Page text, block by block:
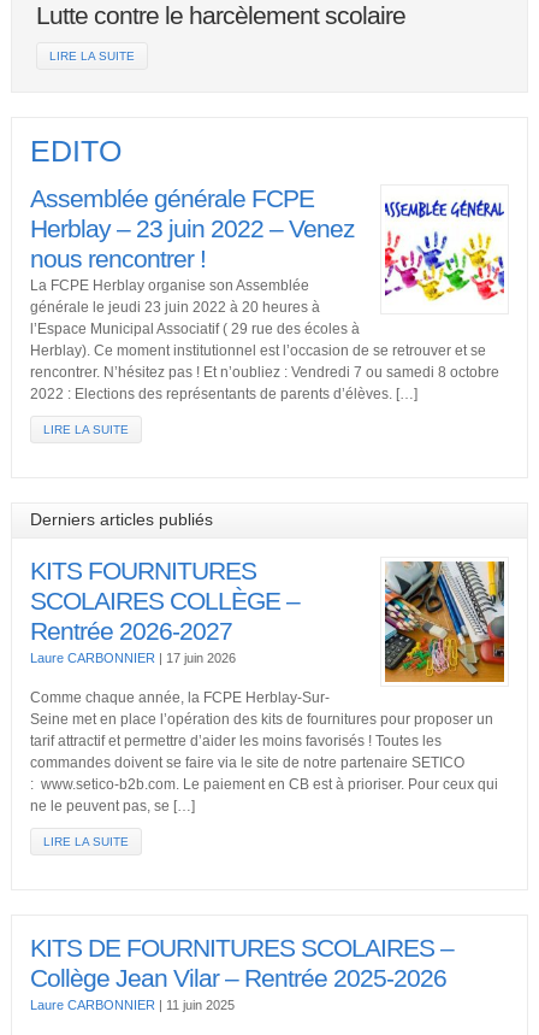
Lutte contre le harcèlement scolaire
LIRE LA SUITE
EDITO
Assemblée générale FCPE
Herblay – 23 juin 2022 – Venez
nous rencontrer !
La FCPE Herblay organise son Assemblée
générale le jeudi 23 juin 2022 à 20 heures à
l’Espace Municipal Associatif ( 29 rue des écoles à
Herblay). Ce moment institutionnel est l’occasion de se retrouver et se
rencontrer. N’hésitez pas ! Et n’oubliez : Vendredi 7 ou samedi 8 octobre
2022 : Elections des représentants de parents d’élèves. […]
LIRE LA SUITE
Derniers articles publiés
KITS FOURNITURES
SCOLAIRES COLLÈGE –
Rentrée 2026-2027
Laure CARBONNIER 17 juin 2026
Comme chaque année, la FCPE Herblay-Sur-
Seine met en place l’opération des kits de fournitures pour proposer un
tarif attractif et permettre d’aider les moins favorisés ! Toutes les
commandes doivent se faire via le site de notre partenaire SETICO
: www.setico-b2b.com. Le paiement en CB est à prioriser. Pour ceux qui
ne le peuvent pas, se […]
LIRE LA SUITE
KITS DE FOURNITURES SCOLAIRES –
Collège Jean Vilar – Rentrée 2025-2026
Laure CARBONNIER 11 juin 2025